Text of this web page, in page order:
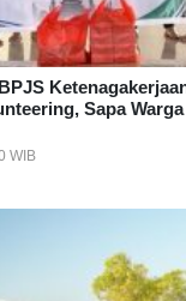
Sapa
WIB